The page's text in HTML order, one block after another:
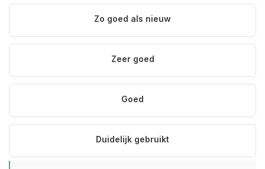
Zo goed als nieuw
Zeer goed
Goed
Duidelijk gebruikt